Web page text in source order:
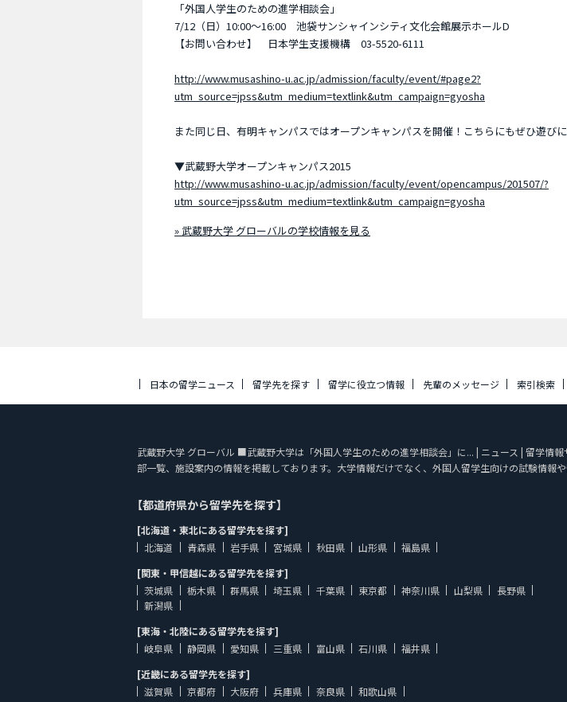
「外国人学生のための進学相談会」
7/12（日）10:00～16:00 池袋サンシャインシティ文化会館展示ホールD
【お問い合わせ】 日本学生支援機構 03-5520-6111
http://www.musashino-u.ac.jp/admission/faculty/event/#page2?
utm_source=jpss&utm_medium=textlink&utm_campaign=gyosha
また同じ日、有明キャンパスではオープンキャンパスを開催！こちらにもぜひ遊び
▼武蔵野大学オープンキャンパス2015
http://www.musashino-u.ac.jp/admission/faculty/event/opencampus/201507/?
utm_source=jpss&utm_medium=textlink&utm_campaign=gyosha
» 武蔵野大学 グローバルの学校情報を見る
日本の留学ニュース 留学先を探す 留学に役立つ情報 先輩のメッセージ 索引検索
武蔵野大学 グローバル ■武蔵野大学は「外国人学生のための進学相談会」に... | ニュース | 留学情
部一覧、施設案内の情報を掲載しております。大学情報だけでなく、外国人留学生向けの試験情報
【都道府県から留学先を探す】
[北海道・東北にある留学先を探す]
北海道
青森県 岩手県 宮城県 秋田県 山形県
福島県
[関東・甲信越にある留学先を探す]
茨城県
栃木県 群馬県 埼玉県 千葉県 東京都 神奈川県 山梨県
長野県
新潟県
[東海・北陸にある留学先を探す]
岐阜県
静岡県 愛知県 三重県 富山県 石川県
福井県
[近畿にある留学先を探す]
滋賀県
京都府 大阪府 兵庫県 奈良県 和歌山県